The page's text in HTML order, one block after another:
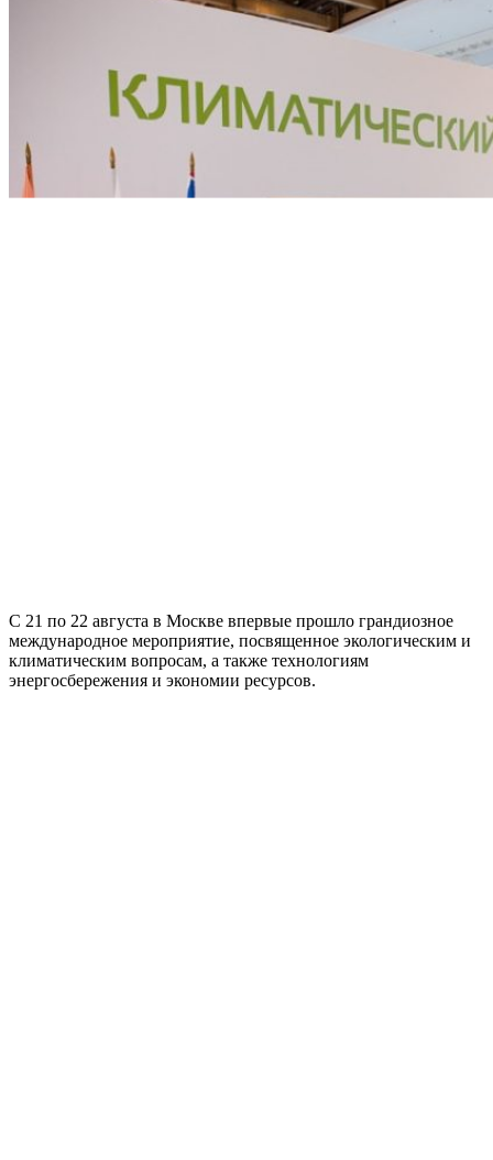
С 21 по 22 августа в Москве впервые прошло грандиозное
международное мероприятие, посвященное экологическим и
климатическим вопросам, а также технологиям
энергосбережения и экономии ресурсов.